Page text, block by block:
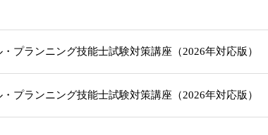
プランニング技能士試験対策講座（2026年対応版）
プランニング技能士試験対策講座（2026年対応版）